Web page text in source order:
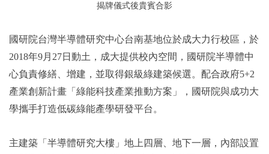
揭牌儀式後貴賓合影
國研院台灣半導體研究中心台南基地位於成大力行校區，於
2018年9月27日動土，成大提供校內空間，國研院半導體中
心負責修繕、增建，並取得銀級綠建築候選。配合政府5+2
產業創新計畫「綠能科技產業推動方案」，國研院與成功大
學攜手打造低碳綠能產學研發平台。
主建築「半導體研究大樓」地上四層、地下一層，內部設置